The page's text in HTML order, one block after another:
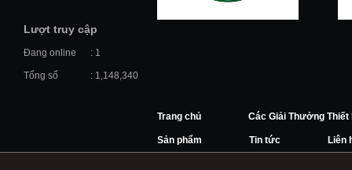
Lượt truy cập
Đang online : 1
Tổng số : 1,148,340
Trang chủ Các Giải Thưởng Thiết
Sản phẩm Tin tức Liên